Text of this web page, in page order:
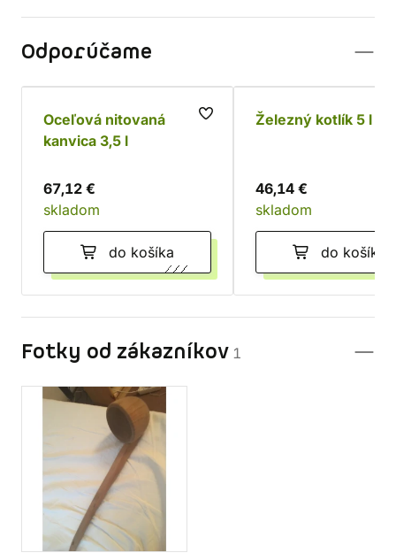
Odporúčame
Oceľová nitovaná
kanvica 3,5 l
67,12 €
skladom
do košíka
Železný kotlík 5 l
46,14 €
skladom
do košíka
Fotky od zákazníkov 1